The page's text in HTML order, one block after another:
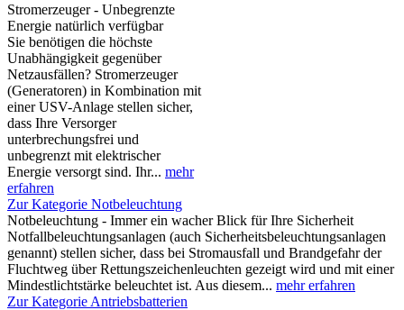
Stromerzeuger - Unbegrenzte
Energie natürlich verfügbar
Sie benötigen die höchste
Unabhängigkeit gegenüber
Netzausfällen? Stromerzeuger
(Generatoren) in Kombination mit
einer USV-Anlage stellen sicher,
dass Ihre Versorger
unterbrechungsfrei und
unbegrenzt mit elektrischer
Energie versorgt sind. Ihr... mehr
erfahren
Zur Kategorie Notbeleuchtung
Notbeleuchtung - Immer ein wacher Blick für Ihre Sicherheit
Notfallbeleuchtungsanlagen (auch Sicherheitsbeleuchtungsanlagen
genannt) stellen sicher, dass bei Stromausfall und Brandgefahr der
Fluchtweg über Rettungszeichenleuchten gezeigt wird und mit einer
Mindestlichtstärke beleuchtet ist. Aus diesem... mehr erfahren
Zur Kategorie Antriebsbatterien